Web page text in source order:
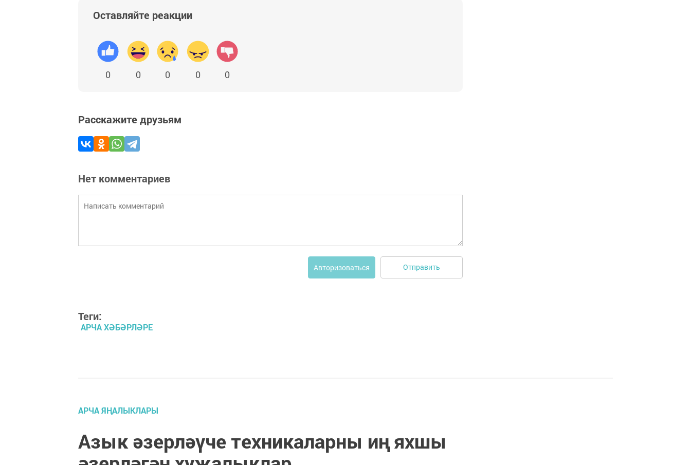
Оставляйте реакции
0 0 0 0 0
Расскажите друзьям
Нет комментариев
Авторизоваться Отправить
Теги:
АРЧА ХӘБӘРЛӘРЕ
АРЧА ЯҢАЛЫКЛАРЫ
Азык әзерләүче техникаларны иң яхшы